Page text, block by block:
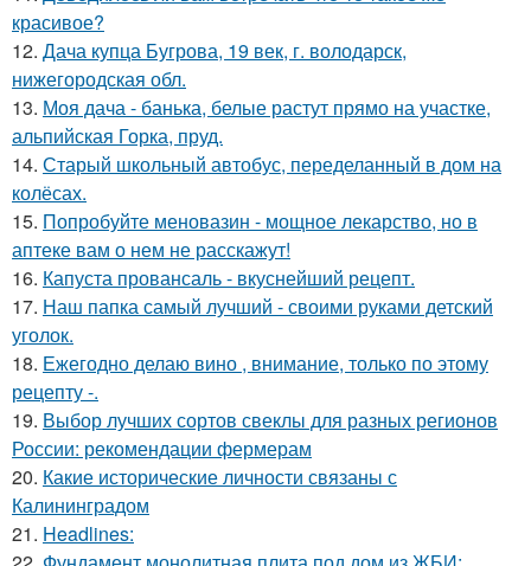
красивое?
12. Дача купца Бугрова, 19 век, г. володарск,
нижегородская обл.
13. Моя дача - банька, белые растут прямо на участке,
альпийская Горка, пруд.
14. Старый школьный автобус, переделанный в дом на
колёсах.
15. Попробуйте меновазин - мощное лекарство, но в
аптеке вам о нем не расскажут!
16. Капуста провансаль - вкуснейший рецепт.
17. Наш папка самый лучший - своими руками детский
уголок.
18. Ежегодно делаю вино , внимание, только по этому
рецепту -.
19. Выбор лучших сортов свеклы для разных регионов
России: рекомендации фермерам
20. Какие исторические личности связаны с
Калининградом
21. Headlines: